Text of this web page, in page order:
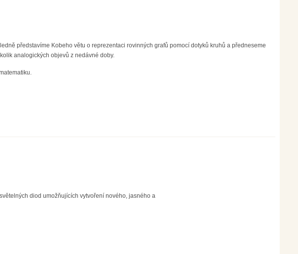
představíme Kobeho větu o reprezentaci rovinných grafů pomocí dotyků kruhů a předneseme
analogických objevů z nedávné doby.
diod umožňujících vytvoření nového, jasného a